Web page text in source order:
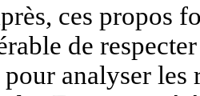
ces propos
de
analyser